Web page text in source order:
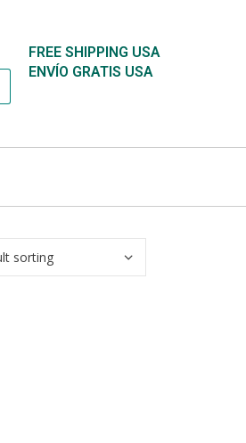
FREE SHIPPING USA
ENVÍO GRATIS USA